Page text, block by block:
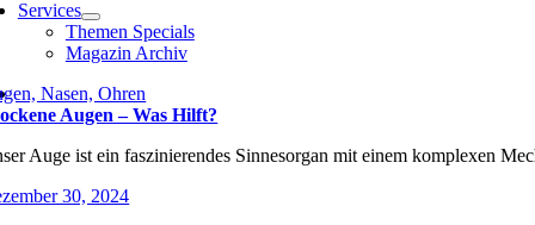
Services
Themen Specials
Magazin Archiv
Nasen, Ohren
Augen – Was Hilft?
Auge ist ein faszinierendes Sinnesorgan mit einem komplexen
30, 2024